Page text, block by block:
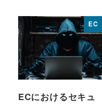
EC
ECにおけるセキュ